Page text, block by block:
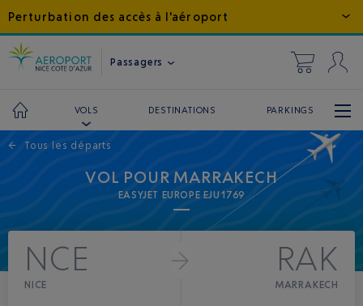
Perturbation des accès à l'aéroport
Passagers
VOLS DESTINATIONS PARKINGS
← Tous les départs
VOL POUR MARRAKECH
EASYJET EUROPE EJU1769
NCE
NICE
RAK
MARRAKECH